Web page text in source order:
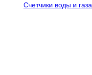
Счетчики воды и газа